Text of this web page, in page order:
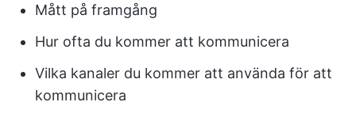
Mått på framgång
Hur ofta du kommer att kommunicera
Vilka kanaler du kommer att använda för att
kommunicera